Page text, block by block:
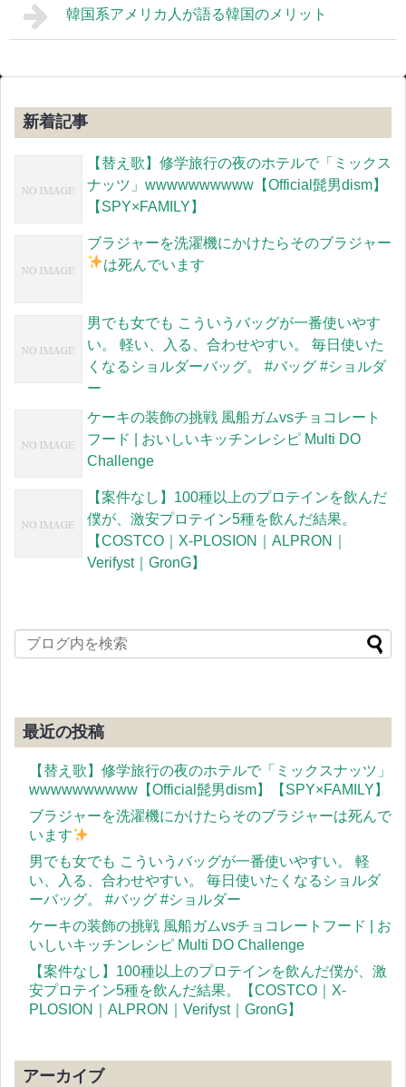
韓国系アメリカ人が語る韓国のメリット
新着記事
【替え歌】修学旅行の夜のホテルで「ミックス
ナッツ」wwwwwwwwww【Official髭男dism】
【SPY×FAMILY】
ブラジャーを洗濯機にかけたらそのブラジャー
は死んでいます
男でも女でも こういうバッグが一番使いやす
い。 軽い、入る、合わせやすい。 毎日使いた
くなるショルダーバッグ。 #バッグ #ショルダ
ー
ケーキの装飾の挑戦 風船ガムvsチョコレート
フード | おいしいキッチンレシピ Multi DO
Challenge
【案件なし】100種以上のプロテインを飲んだ
僕が、激安プロテイン5種を飲んだ結果。
【COSTCO｜X-PLOSION｜ALPRON｜
Verifyst｜GronG】
最近の投稿
【替え歌】修学旅行の夜のホテルで「ミックスナッツ」
wwwwwwwwww【Official髭男dism】【SPY×FAMILY】
ブラジャーを洗濯機にかけたらそのブラジャーは死んで
います
男でも女でも こういうバッグが一番使いやすい。 軽
い、入る、合わせやすい。 毎日使いたくなるショルダ
ーバッグ。 #バッグ #ショルダー
ケーキの装飾の挑戦 風船ガムvsチョコレートフード | お
いしいキッチンレシピ Multi DO Challenge
【案件なし】100種以上のプロテインを飲んだ僕が、激
安プロテイン5種を飲んだ結果。【COSTCO｜X-
PLOSION｜ALPRON｜Verifyst｜GronG】
アーカイブ